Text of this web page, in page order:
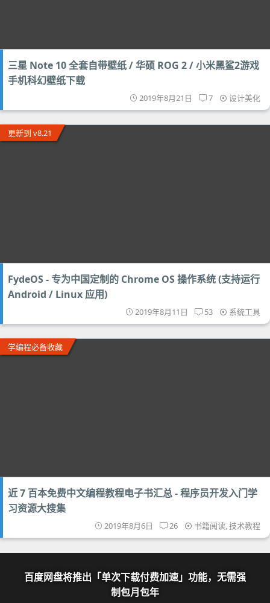
三星 Note 10 全套自带壁纸 / 华硕 ROG 2 / 小米黑鲨2游戏
手机科幻壁纸下载
2019年8月21日 7 设计美化
更新到 v8.21
FydeOS - 专为中国定制的 Chrome OS 操作系统 (支持运行
Android / Linux 应用)
2019年8月11日 53 系统工具
学编程必备收藏
近 7 百本免费中文编程教程电子书汇总 - 程序员开发入门学
习资源大搜集
2019年8月6日 26 书籍阅读,技术教程
百度网盘将推出「单次下载付费加速」功能，无需强
制包月包年